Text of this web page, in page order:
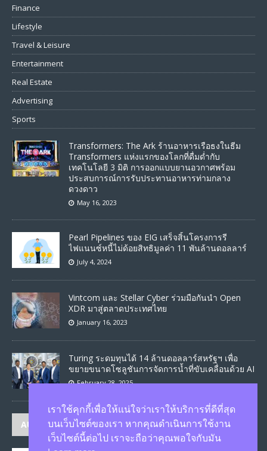
Finance
Lifestyle
Travel & Leisure
Entertainment
Real Estate
Advertising
Sports
Transformers: The Ark ร้านอาหารเรือธงในธีม
Transformers แห่งแรกของโลกที่ดื่มด่ำกับ
เทคโนโลยี 3 มิติ การออกแบบยานอวกาศพร้อม
ประสบการณ์การรับประทานอาหารท่ามกลาง
ดวงดาว
May 16, 2023
Pearl Pipelines ของ EIG เสร็จสิ้นโครงการรี
ไฟแนนซ์หนี้ไม่ด้อยสิทธิมูลค่า 11 พันล้านดอลลาร์
July 4, 2024
Vintcom และ Stellar Cyber ร่วมมือกันนำ Open
XDR มาสู่ตลาดประเทศไทย
January 16, 2023
Turing ระดมทุนได้ 14 ล้านดอลลาร์สหรัฐฯ เพื่อ
ขยายขนาดโซลูชันการจัดการน้ำที่ขับเคลื่อนด้วย AI
February 28, 2025
AUTHORS
เราใช้คุกกี้เพื่อให้แน่ใจว่าเราให้บริการที่ดีที่สุด
บนเว็บไซต์ของเรา หากคุณดำเนินการใช้งาน
เว็บไซต์นี้ต่อไป เราจะถือว่าคุณพอใจกับมัน